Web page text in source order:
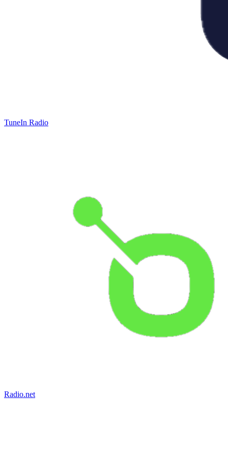
TuneIn Radio
Radio.net